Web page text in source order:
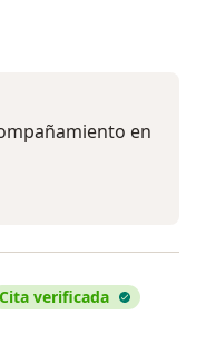
en
Cita verificada